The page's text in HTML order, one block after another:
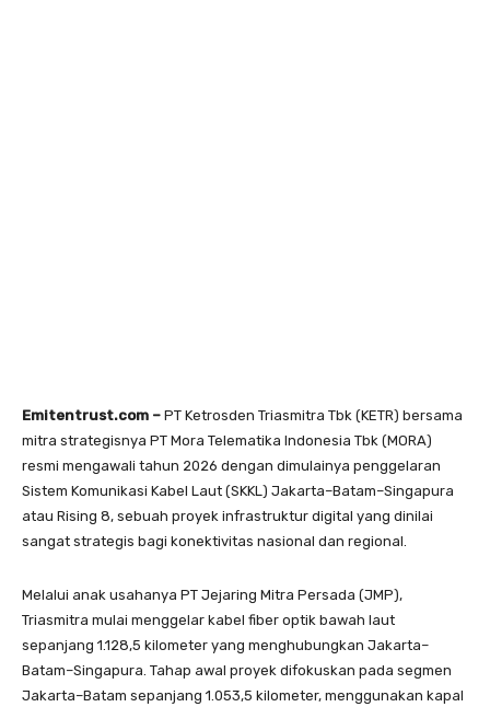
Emitentrust.com – PT Ketrosden Triasmitra Tbk (KETR) bersama
mitra strategisnya PT Mora Telematika Indonesia Tbk (MORA)
resmi mengawali tahun 2026 dengan dimulainya penggelaran
Sistem Komunikasi Kabel Laut (SKKL) Jakarta–Batam–Singapura
atau Rising 8, sebuah proyek infrastruktur digital yang dinilai
sangat strategis bagi konektivitas nasional dan regional.
Melalui anak usahanya PT Jejaring Mitra Persada (JMP),
Triasmitra mulai menggelar kabel fiber optik bawah laut
sepanjang 1.128,5 kilometer yang menghubungkan Jakarta–
Batam–Singapura. Tahap awal proyek difokuskan pada segmen
Jakarta–Batam sepanjang 1.053,5 kilometer, menggunakan kapal